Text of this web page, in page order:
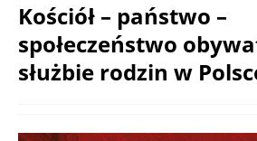
Kościół – państwo –
społeczeństwo
służbie rodzin w